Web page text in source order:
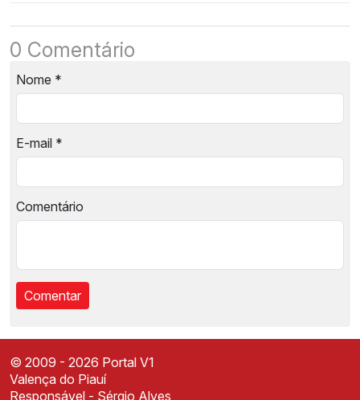
0 Comentário
Nome *
E-mail *
Comentário
© 2009 - 2026 Portal V1
Valença do Piauí
Responsável - Sérgio Alves